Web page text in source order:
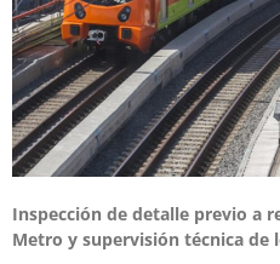
Inspección de detalle previo a
Metro y supervisión técnica